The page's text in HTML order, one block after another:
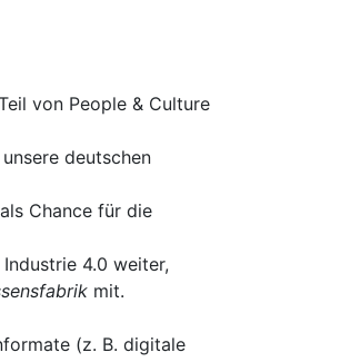
von People & Culture
deutschen
Chance für die
4.0 weiter,
mit.
(z. B. digitale